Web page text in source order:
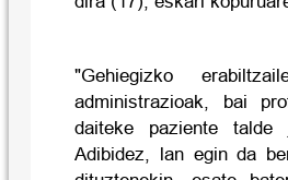
"Gehiegizko
administrazioak, bai
daiteke paziente talde
Adibidez, lan egin da